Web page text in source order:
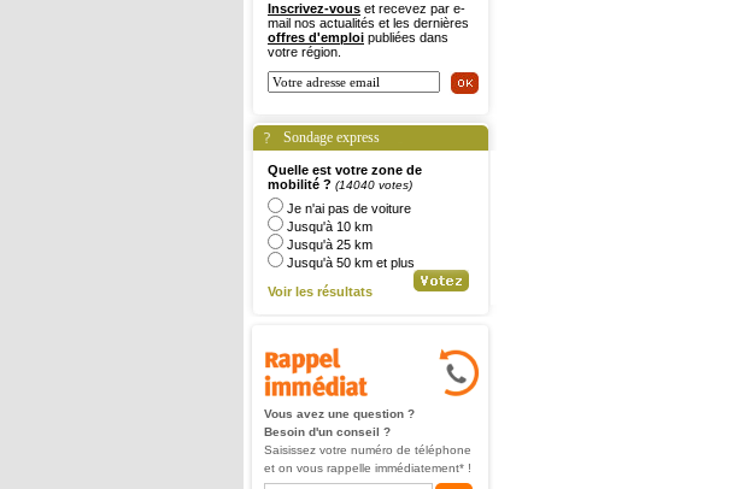
Inscrivez-vous et recevez par e-
mail nos actualités et les dernières
offres d'emploi publiées dans
votre région.
Sondage express
Quelle est votre zone de
mobilité ? (14040 votes)
Je n'ai pas de voiture
Jusqu'à 10 km
Jusqu'à 25 km
Jusqu'à 50 km et plus
Voir les résultats
Vous avez une question ?
Besoin d'un conseil ?
Saisissez votre numéro de téléphone
et on vous rappelle immédiatement* !